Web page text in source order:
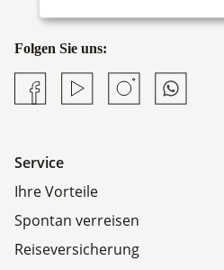
Folgen Sie uns:
Facebook YouTube Instagram Whatsapp
Service
Ihre Vorteile
Spontan verreisen
Reiseversicherung